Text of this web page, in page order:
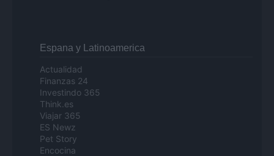
Espana y Latinoamerica
Actualidad
Finanzas 24
Investindo 365
Think.es
Viajar 365
ES Newz
Pet Story
Encocina